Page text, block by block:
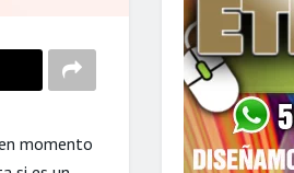
momento